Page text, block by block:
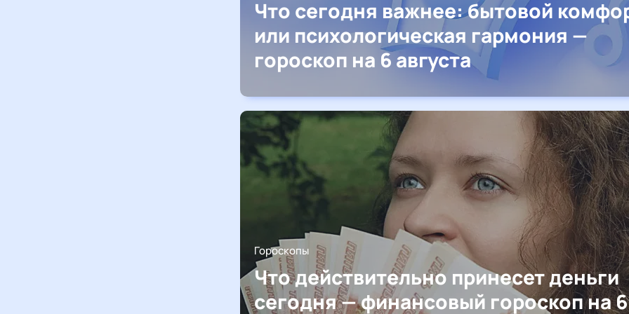
Что сегодня важнее: бытовой
или психологическая гармония —
гороскоп на 6 августа
Гороскопы
Что действительно принесет деньги
сегодня — финансовый гороскоп на 6